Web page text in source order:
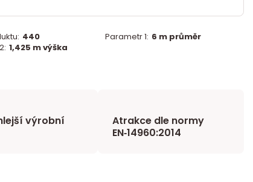
440 Parametr 1: 6 m průměr
1,425 m výška
výrobní
Atrakce dle normy
EN‑14960:2014